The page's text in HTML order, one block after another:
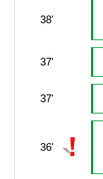
38'
37'
37'
36'